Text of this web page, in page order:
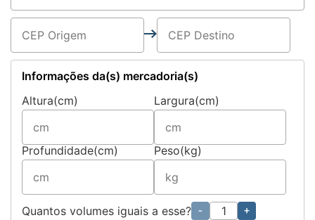
Informações da(s) mercadoria(s)
Altura(cm)
Largura(cm)
Profundidade(cm) Peso(kg)
Quantos volumes iguais a esse? - +